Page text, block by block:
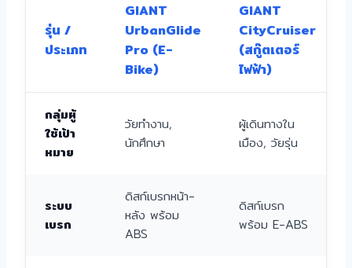
รุ่น /
ประเภท
GIANT
UrbanGlide
Pro (E-
Bike)
GIANT
CityCruiser
(สกู๊ตเตอร์
ไฟฟ้า)
กลุ่มผู้
ใช้เป้า
หมาย
วัยทำงาน,
นักศึกษา
ผู้เดินทางใน
เมือง, วัยรุ่น
ระบบ
เบรก
ดิสก์เบรกหน้า-
หลัง พร้อม
ABS
ดิสก์เบรก
พร้อม E-ABS